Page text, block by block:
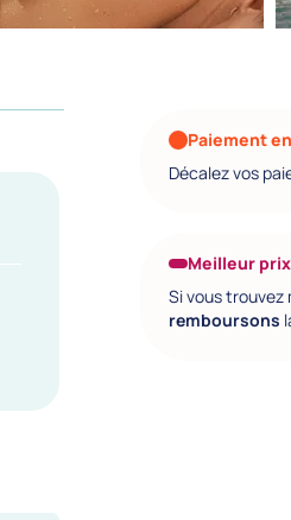
Paiement
Décalez vos
Meilleur
Si vous trouvez
remboursons